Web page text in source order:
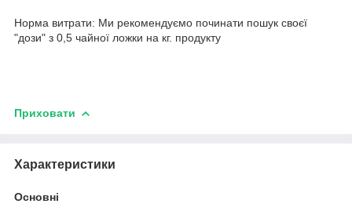
Норма витрати: Ми рекомендуємо починати пошук своєї
"дози" з 0,5 чайної ложки на кг. продукту
Приховати
Характеристики
Основні